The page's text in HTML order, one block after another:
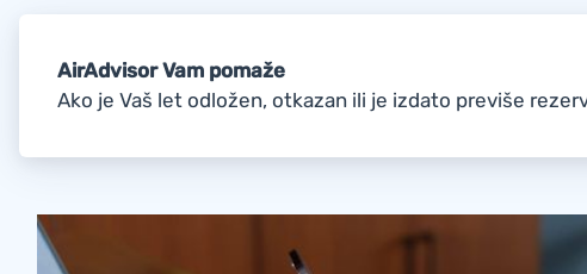
AirAdvisor Vam pomaže
Ako je Vaš let odložen, otkazan ili je izdato previše